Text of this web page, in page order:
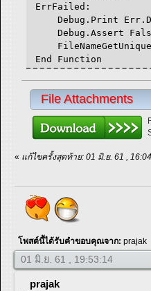
ErrFailed:
Debug.Print
Debug.Assert
End Function
File Attachments
« แก้ไขครั้งสุดท้าย: 01 มิ.ย. 61 ,
โพสต์นี้ได้รับคำขอบคุณจาก: prajak
01 มิ.ย. 61 , 19:53:14
prajak